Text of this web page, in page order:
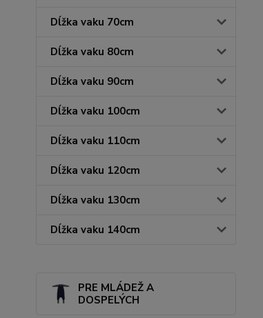
Dĺžka vaku 70cm
Dĺžka vaku 80cm
Dĺžka vaku 90cm
Dĺžka vaku 100cm
Dĺžka vaku 110cm
Dĺžka vaku 120cm
Dĺžka vaku 130cm
Dĺžka vaku 140cm
PRE MLÁDEŽ A
DOSPELÝCH